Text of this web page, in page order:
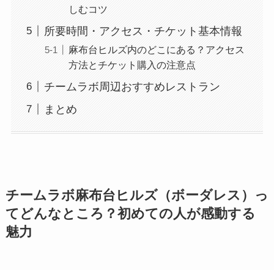
しむコツ
所要時間・アクセス・チケット基本情報
麻布台ヒルズ内のどこにある？アクセス
方法とチケット購入の注意点
チームラボ周辺おすすめレストラン
まとめ
チームラボ麻布台ヒルズ（ボーダレス）っ
てどんなところ？初めての人が感動する
魅力